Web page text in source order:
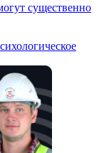
существенно